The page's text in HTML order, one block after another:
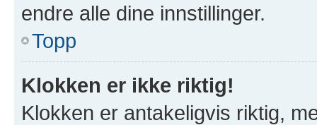
endre alle dine innstillinger.
Topp
Klokken er ikke riktig!
Klokken er antakeligvis riktig,